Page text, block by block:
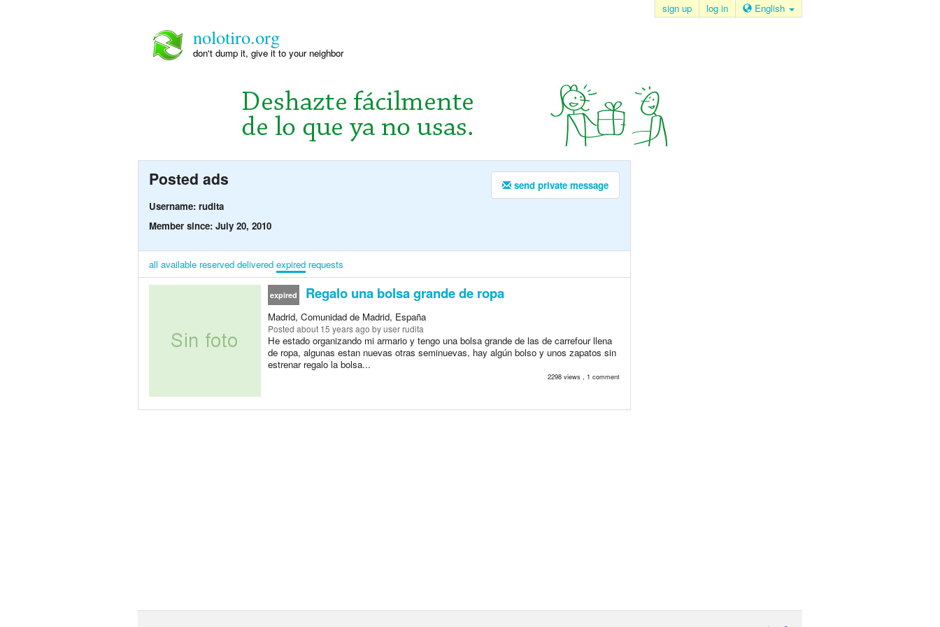
sign up log in English
nolotiro.org
don't dump it, give it to your neighbor
send private message
Posted ads
Username: rudita
Member since: July 20, 2010
all available reserved delivered expired requests
expired Regalo una bolsa grande de ropa
Madrid, Comunidad de Madrid, España
Posted about 15 years ago by user rudita
He estado organizando mi armario y tengo una bolsa grande de las de carrefour llena
de ropa, algunas estan nuevas otras seminuevas, hay algún bolso y unos zapatos sin
estrenar regalo la bolsa...
2298 views , 1 comment